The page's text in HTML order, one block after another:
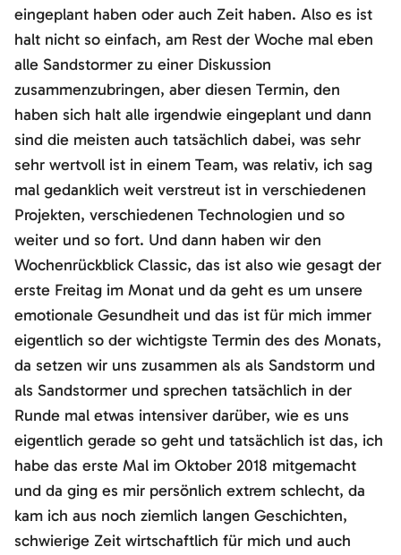
eingeplant haben oder auch Zeit haben. Also es ist
halt nicht so einfach, am Rest der Woche mal eben
alle Sandstormer zu einer Diskussion
zusammenzubringen, aber diesen Termin, den
haben sich halt alle irgendwie eingeplant und dann
sind die meisten auch tatsächlich dabei, was sehr
sehr wertvoll ist in einem Team, was relativ, ich sag
mal gedanklich weit verstreut ist in verschiedenen
Projekten, verschiedenen Technologien und so
weiter und so fort. Und dann haben wir den
Wochenrückblick Classic, das ist also wie gesagt der
erste Freitag im Monat und da geht es um unsere
emotionale Gesundheit und das ist für mich immer
eigentlich so der wichtigste Termin des des Monats,
da setzen wir uns zusammen als als Sandstorm und
als Sandstormer und sprechen tatsächlich in der
Runde mal etwas intensiver darüber, wie es uns
eigentlich gerade so geht und tatsächlich ist das, ich
habe das erste Mal im Oktober 2018 mitgemacht
und da ging es mir persönlich extrem schlecht, da
kam ich aus noch ziemlich langen Geschichten,
schwierige Zeit wirtschaftlich für mich und auch